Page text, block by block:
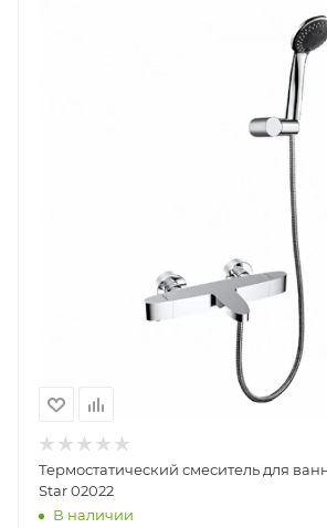
Термостатический смеситель для
Star 02022
В наличии